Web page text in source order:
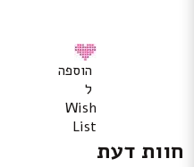
הוספה
ל
Wish
List
חוות דעת